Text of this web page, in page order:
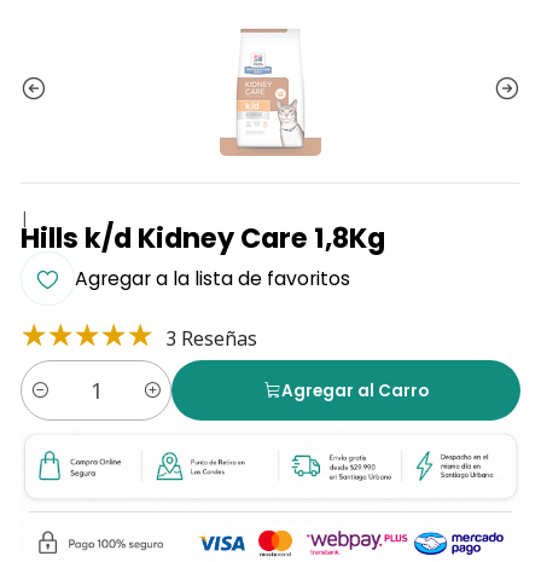
|
Hills k/d Kidney Care 1,8Kg
Agregar a la lista de favoritos
3 Reseñas
Cantidad
Agregar al Carro